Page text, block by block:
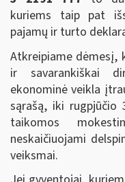
kuriems taip pat
pajamų ir turto
Atkreipiame dėmesį,
ir savarankiškai
ekonominė veikla
sąrašą, iki
taikomos
neskaičiuojami
veiksmai.